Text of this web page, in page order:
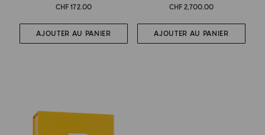
CHF 172.00
AJOUTER AU PANIER
CHF 2,700.00
AJOUTER AU PANIER